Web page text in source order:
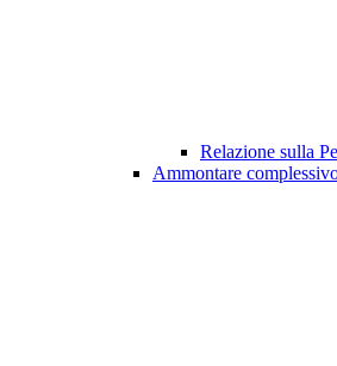
Relazione sulla
Ammontare